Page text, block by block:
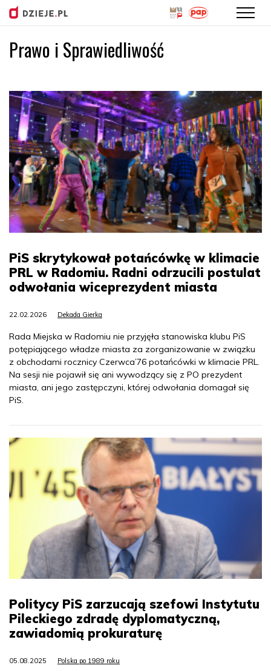
Przejdź
do
Prawo i Sprawiedliwość
PiS skrytykował potańcówkę w klimacie
PRL w Radomiu. Radni odrzucili postulat
odwołania wiceprezydent miasta
22.02.2026 Dekada Gierka
Rada Miejska w Radomiu nie przyjęła stanowiska klubu PiS
potępiającego władze miasta za zorganizowanie w związku
z obchodami rocznicy Czerwca’76 potańcówki w klimacie PRL.
Na sesji nie pojawił się ani wywodzący się z PO prezydent
miasta, ani jego zastępczyni, której odwołania domagał się
PiS.
Politycy PiS zarzucają szefowi Instytutu
Pileckiego zdradę dyplomatyczną,
zawiadomią prokuraturę
05.08.2025 Polska po 1989 roku